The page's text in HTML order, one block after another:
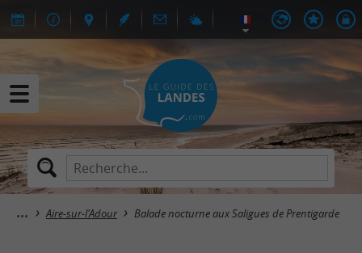
Aire-sur-l'Adour Balade nocturne aux Saligues de Prentigarde